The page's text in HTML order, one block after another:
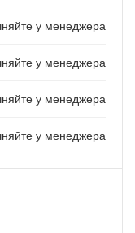
у менеджера
у менеджера
у менеджера
у менеджера